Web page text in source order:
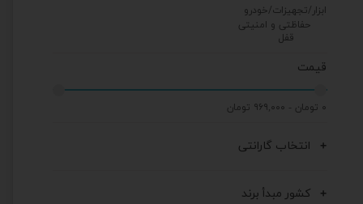
ابزار/تجهیزات/خودرو
حفاظتی و امنیتی
قفل
قیمت
۰ تومان - ۹۶۹,۰۰۰ تومان
انتخاب گارانتی
کشور مبدأ برند